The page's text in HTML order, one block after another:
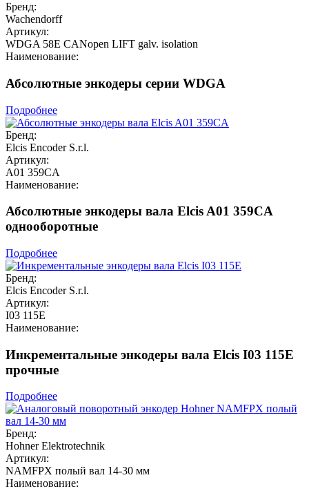
Бренд:
Wachendorff
Артикул:
WDGA 58E CANopen LIFT galv. isolation
Наименование:
Абсолютные энкодеры серии WDGA
Подробнее
Бренд:
Elcis Encoder S.r.l.
Артикул:
A01 359CA
Наименование:
Абсолютные энкодеры вала Elcis A01 359CA
однооборотные
Подробнее
Бренд:
Elcis Encoder S.r.l.
Артикул:
I03 115E
Наименование:
Инкрементальные энкодеры вала Elcis I03 115E
прочные
Подробнее
Бренд:
Hohner Elektrotechnik
Артикул:
NAMFPX полый вал 14-30 мм
Наименование: